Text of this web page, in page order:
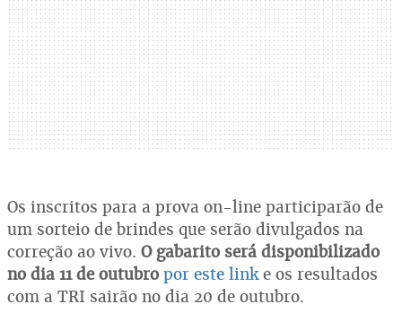
Os inscritos para a prova on-line participarão de
um sorteio de brindes que serão divulgados na
correção ao vivo. O gabarito será disponibilizado
no dia 11 de outubro por este linke os resultados
com a TRI sairão no dia 20 de outubro.